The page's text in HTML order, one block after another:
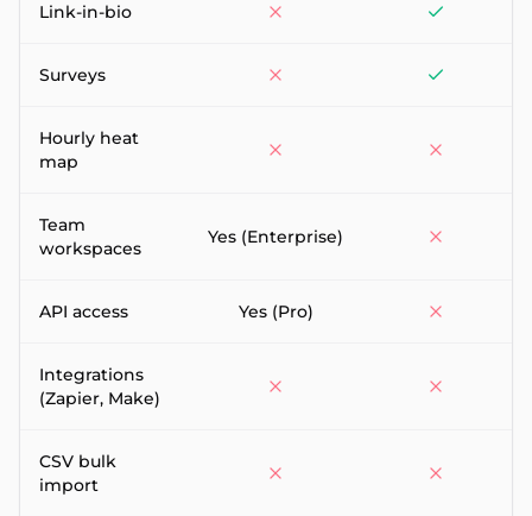
Link-in-bio
Surveys
Hourly heat
map
Team
workspaces
Yes (Enterprise)
API access Yes (Pro)
Integrations
(Zapier, Make)
CSV bulk
import